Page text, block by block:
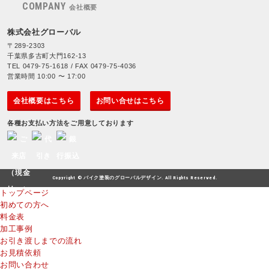
COMPANY 会社概要
株式会社グローバル
〒289-2303
千葉県多古町大門162-13
TEL 0479-75-1618 / FAX 0479-75-4036
営業時間 10:00 〜 17:00
会社概要はこちら お問い合せはこちら
各種お支払い方法をご用意しております
Copyright © バイク塗装のグローバルデザイン. All Rights Reserved.
トップページ
初めての方へ
料金表
加工事例
お引き渡しまでの流れ
お見積依頼
お問い合わせ